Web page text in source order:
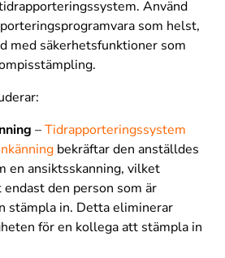
Använd
som helst,
med säkerhetsfunktioner som
–Tidrapporteringssystem
bekräftar den anställdes
en ansiktsskanning, vilket
den person som är
stämpla in. Detta eliminerar
för en kollega att stämpla in